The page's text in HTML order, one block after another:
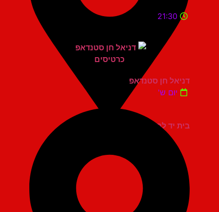
בית יד לבנים אשדוד
21:30
דניאל חן סטנדאפ
יום ש'